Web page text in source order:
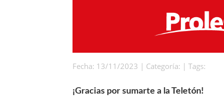
Fecha: 13/11/2023 | Categoría: | Tags:
¡Gracias por sumarte a la Teletón!